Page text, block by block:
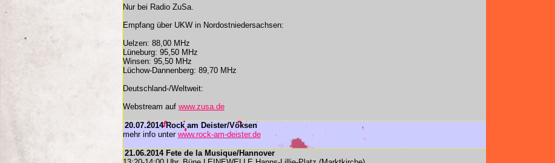
Nur bei Radio ZuSa.
Empfang über UKW in Nordostniedersachsen:
Uelzen: 88,00 MHz
Lüneburg: 95,50 MHz
Winsen: 95,50 MHz
Lüchow-Dannenberg: 89,70 MHz
Deutschland-/Weltweit:
Webstream auf www.zusa.de
20.07.2014 Rock am Deister/Vöksen
mehr info unter www.rock-am-deister.de
21.06.2014 Fete de la Musique/Hannover